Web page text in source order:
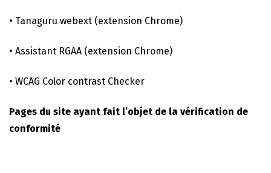
• Tanaguru webext (extension Chrome)
• Assistant RGAA (extension Chrome)
• WCAG Color contrast Checker
Pages du site ayant fait l’objet de la vérification de
conformité